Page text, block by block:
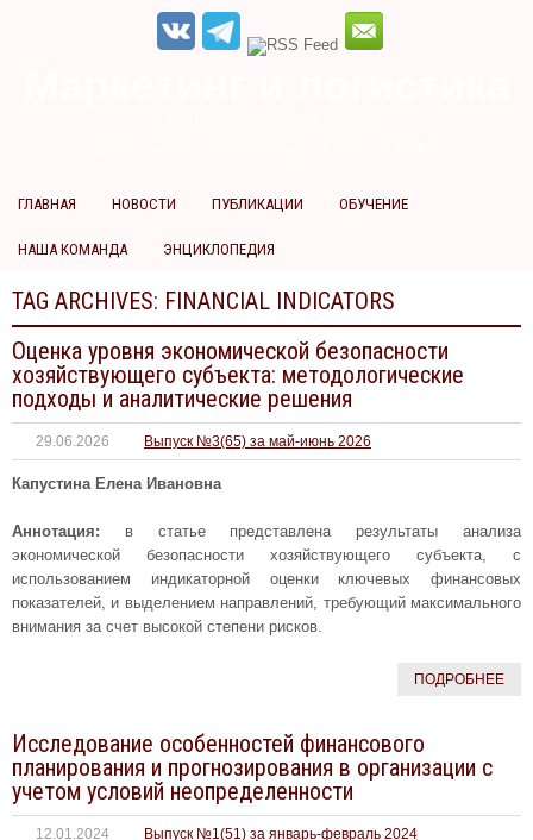
ГЛАВНАЯ НОВОСТИ ПУБЛИКАЦИИ ОБУЧЕНИЕ
НАША КОМАНДА ЭНЦИКЛОПЕДИЯ
TAG ARCHIVES: FINANCIAL INDICATORS
Оценка уровня экономической безопасности
хозяйствующего субъекта: методологические
подходы и аналитические решения
29.06.2026 Выпуск №3(65) за май-июнь 2026
Капустина Елена Ивановна
Аннотация: в статье представлена результаты анализа
экономической безопасности хозяйствующего субъекта, с
использованием индикаторной оценки ключевых финансовых
показателей, и выделением направлений, требующий максимального
внимания за счет высокой степени рисков.
ПОДРОБНЕЕ
Исследование особенностей финансового
планирования и прогнозирования в организации с
учетом условий неопределенности
12.01.2024 Выпуск №1(51) за январь-февраль 2024